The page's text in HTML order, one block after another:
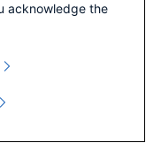
acknowledge the